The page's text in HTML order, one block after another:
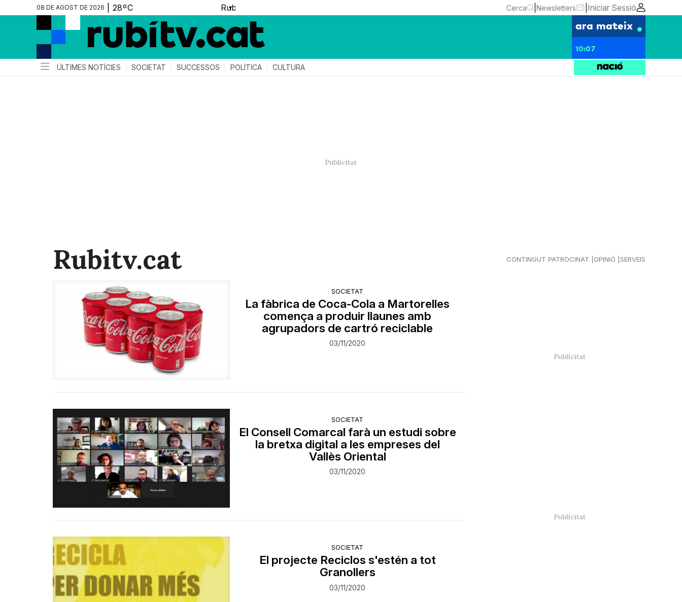
08 DE AGOST DE 2026 ▼ Cerca Newsletters Iniciar Sessió
ara mateix
10:07
ÚLTIMES NOTÍCIES SOCIETAT SUCCESSOS POLÍTICA CULTURA
Rubitv.cat CONTINGUT PATROCINAT OPINIÓ SERVEIS
SOCIETAT
La fàbrica de Coca-Cola a Martorelles
comença a produir llaunes amb
agrupadors de cartró reciclable
03/11/2020
SOCIETAT
​El Consell Comarcal farà un estudi sobre
la bretxa digital a les empreses del
Vallès Oriental
03/11/2020
SOCIETAT
​El projecte Reciclos s'estén a tot
Granollers
03/11/2020